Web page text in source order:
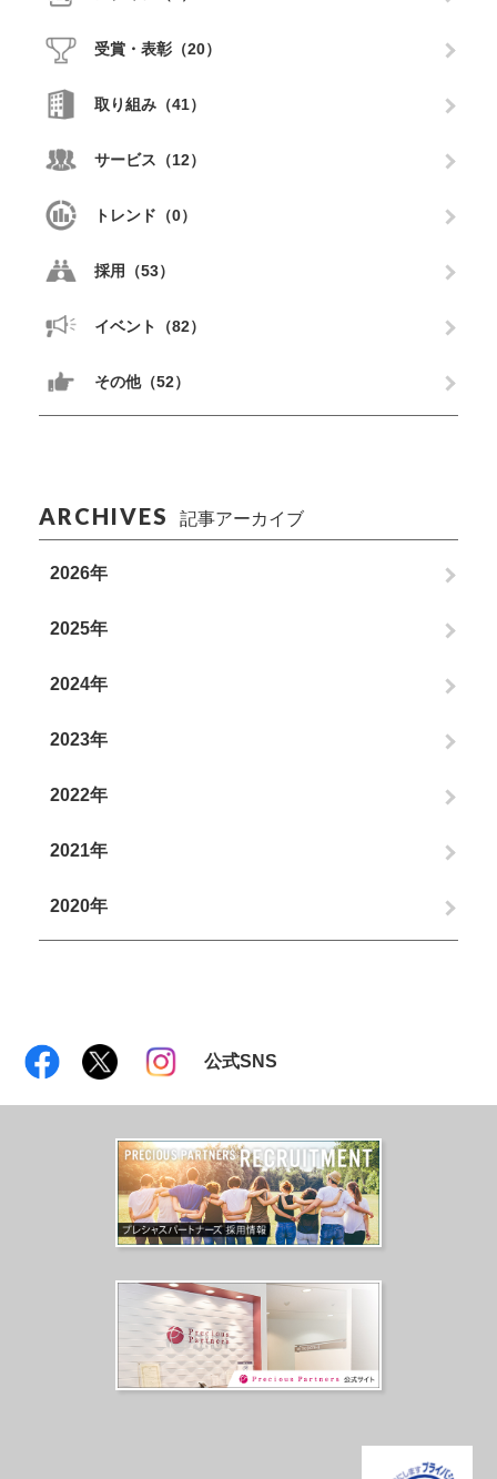
受賞・表彰（20）
取り組み（41）
サービス（12）
トレンド（0）
採用（53）
イベント（82）
その他（52）
ARCHIVES 記事アーカイブ
2026年
2025年
2024年
2023年
2022年
2021年
2020年
公式SNS